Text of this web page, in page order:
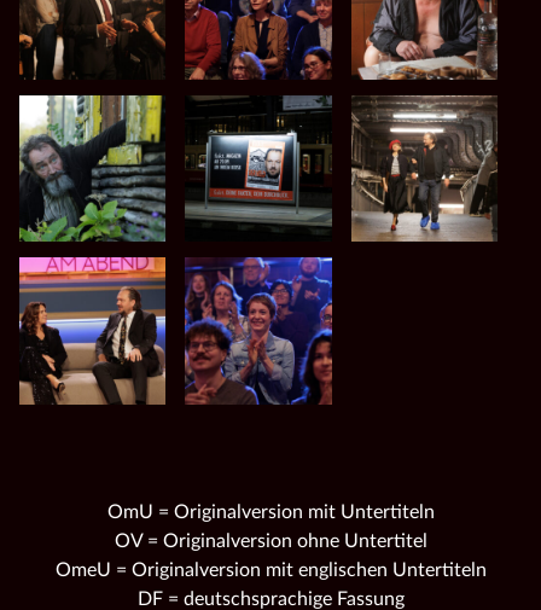
OmU = Originalversion mit Untertiteln
OV = Originalversion ohne Untertitel
OmeU = Originalversion mit englischen Untertiteln
DF = deutschsprachige Fassung